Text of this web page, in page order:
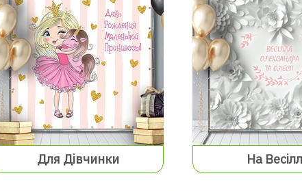
Для Дівчинки На